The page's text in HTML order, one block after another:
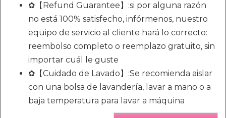
✿【Refund Guarantee】:si por alguna razón
no está 100% satisfecho, infórmenos, nuestro
equipo de servicio al cliente hará lo correcto:
reembolso completo o reemplazo gratuito, sin
importar cuál le guste
✿【Cuidado de Lavado】:Se recomienda aislar
con una bolsa de lavandería, lavar a mano o a
baja temperatura para lavar a máquina